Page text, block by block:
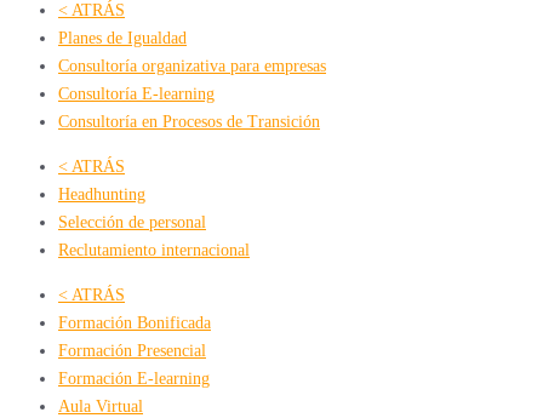
< ATRÁS
Planes de Igualdad
Consultoría organizativa para empresas
Consultoría E-learning
Consultoría en Procesos de Transición
< ATRÁS
Headhunting
Selección de personal
Reclutamiento internacional
< ATRÁS
Formación Bonificada
Formación Presencial
Formación E-learning
Aula Virtual